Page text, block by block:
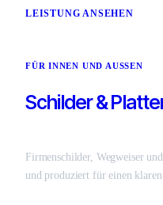
LEISTUNG ANSEHEN
FÜR INNEN UND AUSSEN
Schilder &
Firmenschilder, Wegweiser
und produziert für einen